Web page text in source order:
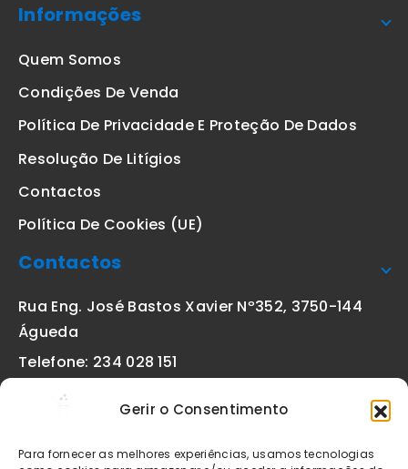
Gerir o Consentimento
Para fornecer as melhores experiências, usamos tecnologias
Informações
Quem Somos
Condições De Venda
Política De Privacidade E Proteção De Dados
Resolução De Litígios
Contactos
Política De Cookies (UE)
Contactos
Rua Eng. José Bastos Xavier Nº352, 3750-144
Águeda
Telefone: 234 028 151
geral@etiquetas-online.pt